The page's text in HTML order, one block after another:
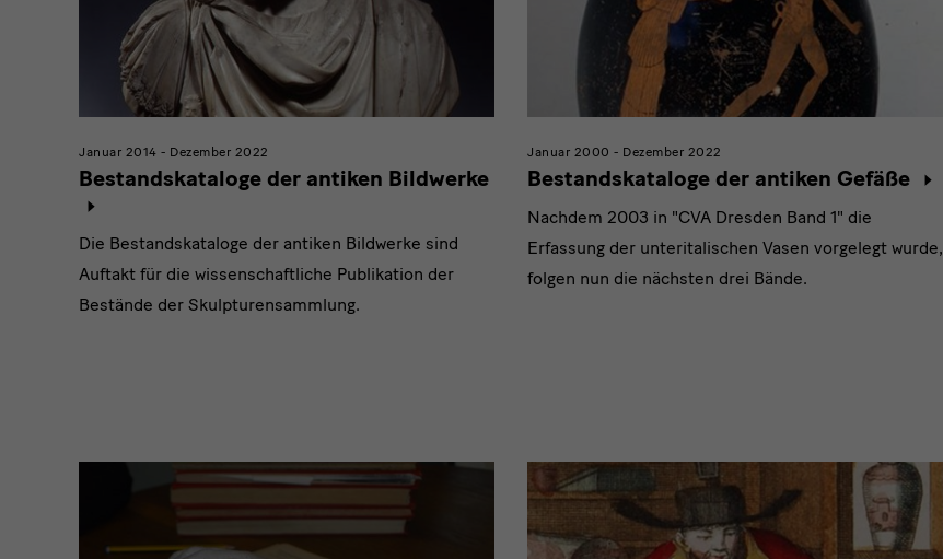
Januar 2014 - Dezember 2022
Bestandskataloge der antiken Bildwerke
Die Bestandskataloge der antiken Bildwerke sind
Auftakt für die wissenschaftliche Publikation der
Bestände der Skulpturensammlung.
Januar 2000 - Dezember 2022
Bestandskataloge der antiken Gefäße
Nachdem 2003 in "CVA Dresden Band 1" die
Erfassung der unteritalischen Vasen vorgelegt wurde,
folgen nun die nächsten drei Bände.